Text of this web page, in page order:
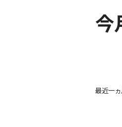
今
最近一